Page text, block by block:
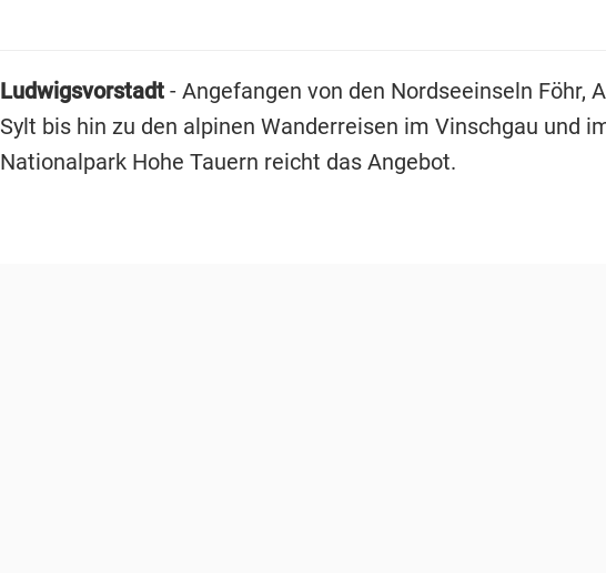
Ludwigsvorstadt- Angefangen von den Nordseeinseln Föhr,
Sylt bis hin zu den alpinen Wanderreisen im Vinschgau und
Nationalpark Hohe Tauern reicht das Angebot.